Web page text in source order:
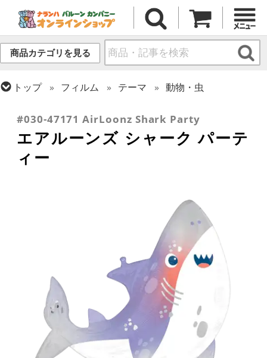
商品カテゴリを見る
トップ フィルム テーマ
動物・虫
エアー・スタンディング(空気自立型) バルーン
#030-47171 AirLoonz Shark Party
エアルーンズ シャーク パーテ
ィー